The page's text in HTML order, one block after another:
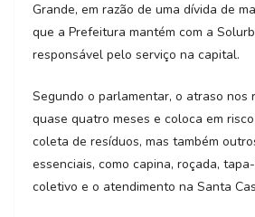
Grande, em razão de uma dívida de
que a Prefeitura mantém com a
responsável pelo serviço na capital.
Segundo o parlamentar, o atraso nos
quase quatro meses e coloca em
coleta de resíduos, mas também
essenciais, como capina, roçada,
coletivo e o atendimento na Santa